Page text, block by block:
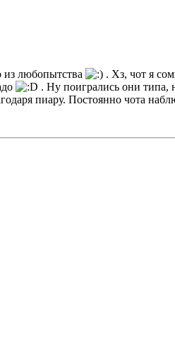
из любопытства
. Хз, чот я
. Ну поигрались они типа,
пиару. Постоянно чота